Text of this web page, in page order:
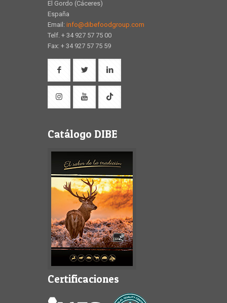
El Gordo (Cáceres)
España
Email: info@dibefoodgroup.com
Telf. + 34 927 57 75 00
Fax: + 34 927 57 75 59
Catálogo DIBE
Certificaciones